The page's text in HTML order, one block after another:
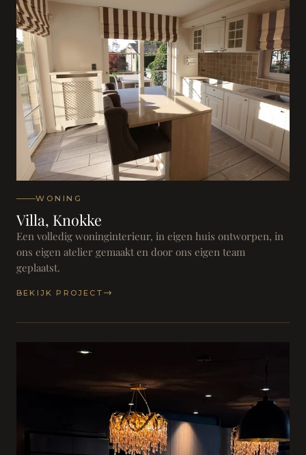
WONING
Villa, Knokke
Een volledig woninginterieur, in eigen huis ontworpen, in
ons eigen atelier gemaakt en door ons eigen team
geplaatst.
BEKIJK PROJECT